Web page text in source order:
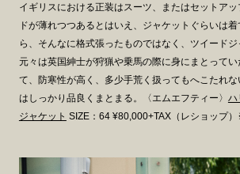
イギリスにおける正装はスーツ、またはセットア
ドが薄れつつあるとはいえ、ジャケットぐらいは
ら、そんなに格式張ったものではなく、ツイードジ
元々は英国紳士が狩猟や乗馬の際に身にまとって
て、防寒性が高く、多少手荒く扱ってもへこたれ
はしっかり品良くまとまる。〈エムエフティー〉 ハ
ジャケット SIZE：64 ¥80,000+TAX（レショップ）